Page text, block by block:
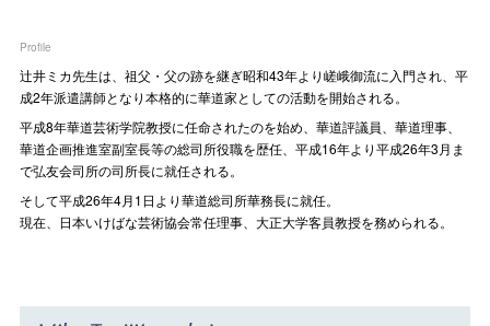
Profile
辻󠄀井ミカ先生は、祖父・父の跡を継ぎ昭和43年より嵯峨御流に入門され、平
成2年派遣講師となり本格的に華道家としての活動を開始される。
平成8年華道芸術学院教授に任命されたのを始め、華道評議員、華道理事、
華道企画推進室副室長等の総司所役職を歴任、平成16年より平成26年3月ま
で弘友会司所の司所長に就任される。
そして平成26年4月1日より華道総司所華務長に就任。
現在、日本いけばな芸術協会常任理事、大正大学客員教授を務められる。